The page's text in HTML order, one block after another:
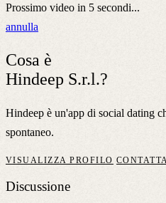
Prossimo video in 5 secondi...
annulla
Cosa è
Hindeep S.r.l.?
Hindeep è un'app di social dating
spontaneo.
VISUALIZZA PROFILO
Discussione